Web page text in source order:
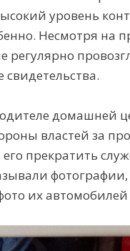
уровень
Несмотря на
домашней
властей за
прекратить
их